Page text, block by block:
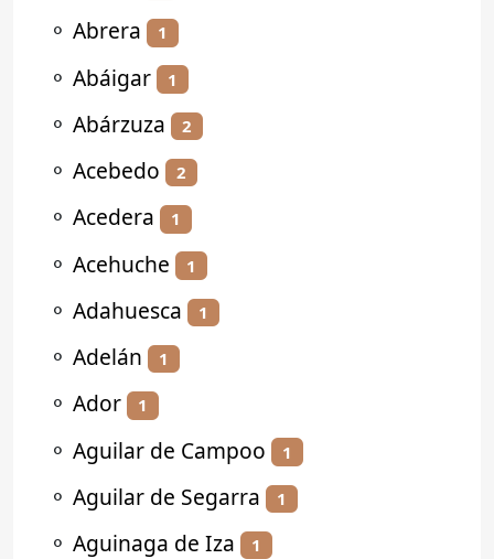
⚬ Abrera 1
⚬ Abáigar 1
⚬ Abárzuza 2
⚬ Acebedo 2
⚬ Acedera 1
⚬ Acehuche 1
⚬ Adahuesca 1
⚬ Adelán 1
⚬ Ador 1
⚬ Aguilar de Campoo 1
⚬ Aguilar de Segarra 1
⚬ Aguinaga de Iza 1